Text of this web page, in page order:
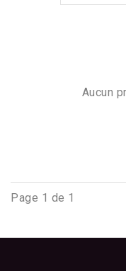
Aucun
Page 1 de 1